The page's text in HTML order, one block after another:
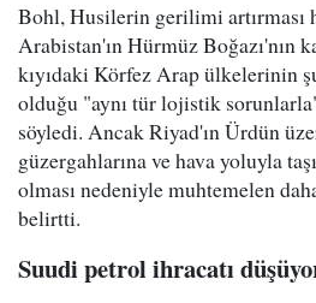
Bohl, Husilerin gerilimi artırması
Arabistan'ın Hürmüz Boğazı'nın
kıyıdaki Körfez Arap ülkelerinin
olduğu "aynı tür lojistik sorunlarla"
söyledi. Ancak Riyad'ın Ürdün
güzergahlarına ve hava yoluyla
olması nedeniyle muhtemelen
belirtti.
Suudi petrol ihracatı